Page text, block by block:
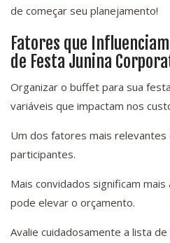
de começar seu planejamento!
Fatores que
de Festa Junina
Organizar o buffet para sua
variáveis que impactam nos
Um dos fatores mais relevantes
participantes.
Mais convidados significam
pode elevar o orçamento.
Avalie cuidadosamente a lista